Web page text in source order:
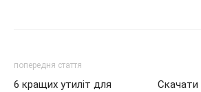
попередня стаття
6 кращих утиліт для
Скачати